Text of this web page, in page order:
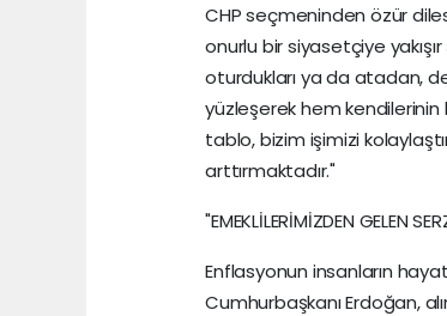
CHP seçmeninden özür
onurlu bir siyasetçiye
oturdukları ya da atadan,
yüzleşerek hem kendilerinin
tablo, bizim işimizi
arttırmaktadır."
"EMEKLİLERİMİZDEN GELEN
Enflasyonun insanların
Cumhurbaşkanı Erdoğan,